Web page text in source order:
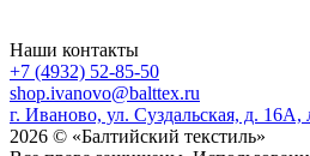
Наши контакты
+7 (4932) 52-85-50
shop.ivanovo@balttex.ru
г. Иваново, ул. Суздальская, д. 16А,
2026 © «Балтийский текстиль»